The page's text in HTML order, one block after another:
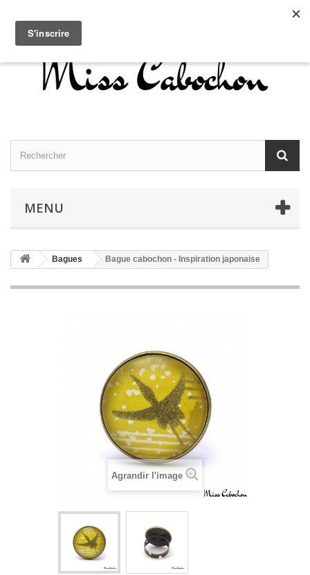
Connexion
MENU
Bagues Bague cabochon - Inspiration japonaise
Agrandir l'image